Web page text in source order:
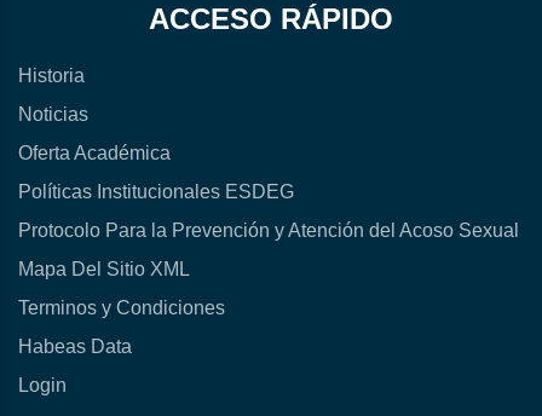
ACCESO RÁPIDO
Historia
Noticias
Oferta Académica
Políticas Institucionales ESDEG
Protocolo Para la Prevención y Atención del Acoso Sexual
Mapa Del Sitio XML
Terminos y Condiciones
Habeas Data
Login